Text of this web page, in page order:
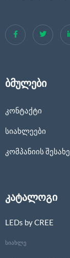
ბმულები
კონტაქტი
სიახლეები
კომპანიის
კატალოგი
LEDs by CREE
სიახლე